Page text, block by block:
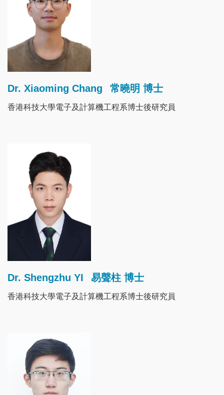
Dr. Xiaoming Chang 常曉明 博士
香港科技大學電子及計算機工程系博士後研究員
Dr. Shengzhu YI 易聲柱 博士
香港科技大學電子及計算機工程系博士後研究員